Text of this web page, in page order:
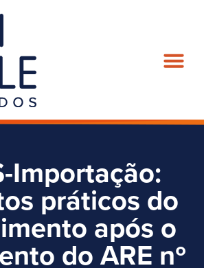
Importação:
práticos do
após o
do ARE nº